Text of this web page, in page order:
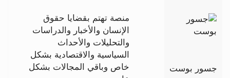
جسور بوست
منصة تهتم بقضايا حقوق
الإنسان والأخبار والدراسات
والتحليلات والأحداث
السياسية والاقتصادية بشكل
خاص وباقي المجالات بشكل